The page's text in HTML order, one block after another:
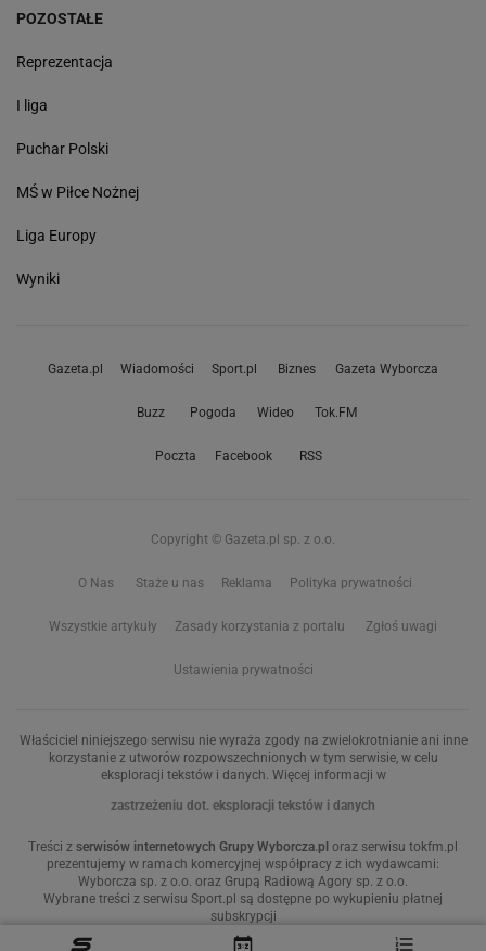
POZOSTAŁE
Reprezentacja
I liga
Puchar Polski
MŚ w Piłce Nożnej
Liga Europy
Wyniki
Gazeta.pl Wiadomości Sport.pl Biznes Gazeta Wyborcza
Buzz Pogoda Wideo Tok.FM
Poczta Facebook RSS
Copyright © Gazeta.pl sp. z o.o.
O Nas Staże u nas Reklama Polityka prywatności
Wszystkie artykuły Zasady korzystania z portalu Zgłoś uwagi
Ustawienia prywatności
Właściciel niniejszego serwisu nie wyraża zgody na zwielokrotnianie ani inne
korzystanie z utworów rozpowszechnionych w tym serwisie, w celu
eksploracji tekstów i danych. Więcej informacji w
zastrzeżeniu dot. eksploracji tekstów i danych
Treści z serwisów internetowych Grupy Wyborcza.pl oraz serwisu tokfm.pl
prezentujemy w ramach komercyjnej współpracy z ich wydawcami:
Wyborcza sp. z o.o. oraz Grupą Radiową Agory sp. z o.o.
Wybrane treści z serwisu Sport.pl są dostępne po wykupieniu płatnej
subskrypcji